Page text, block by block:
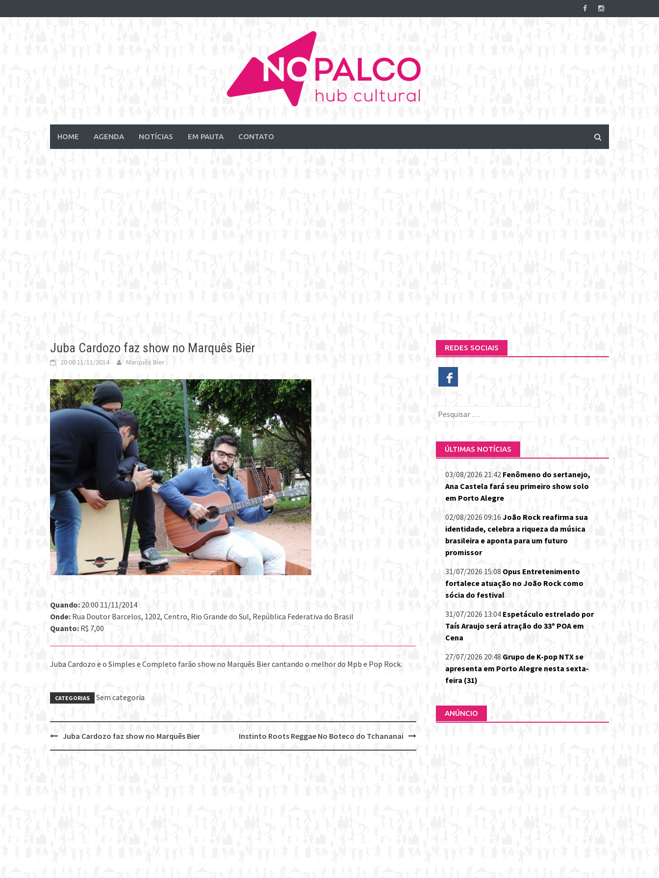
to
HOME AGENDA NOTÍCIAS EM PAUTA CONTATO
Juba Cardozo faz show no Marquês Bier
20:00 11/11/2014 Marquês Bier
Quando: 20:00 11/11/2014
Onde: Rua Doutor Barcelos, 1202, Centro, Rio Grande do Sul, República Federativa do Brasil
Quanto: R$ 7,00
Juba Cardozo e o Simples e Completo farão show no Marquês Bier cantando o melhor do Mpb e Pop Rock.
CATEGORIAS Sem categoria
Post
Instinto Roots Reggae No Boteco do Tchananai
Juba Cardozo faz show no Marquês Bier
REDES SOCIAIS
Pesquisar
ÚLTIMAS NOTÍCIAS
03/08/2026 21:42 Fenômeno do sertanejo,
Ana Castela fará seu primeiro show solo
em Porto Alegre
02/08/2026 09:16 João Rock reafirma sua
identidade, celebra a riqueza da música
brasileira e aponta para um futuro
promissor
31/07/2026 15:08 Opus Entretenimento
fortalece atuação no João Rock como
sócia do festival
31/07/2026 13:04 Espetáculo estrelado por
Taís Araujo será atração do 33º POA em
Cena
27/07/2026 20:48 Grupo de K-pop NTX se
apresenta em Porto Alegre nesta sexta-
feira (31)
ANÚNCIO